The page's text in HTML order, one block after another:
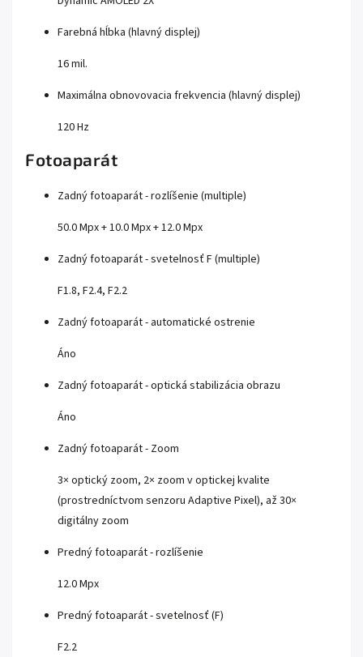
Farebná hĺbka (hlavný displej)
16 mil.
Maximálna obnovovacia frekvencia (hlavný displej)
120 Hz
Fotoaparát
Zadný fotoaparát - rozlíšenie (multiple)
50.0 Mpx + 10.0 Mpx + 12.0 Mpx
Zadný fotoaparát - svetelnosť F (multiple)
F1.8, F2.4, F2.2
Zadný fotoaparát - automatické ostrenie
Áno
Zadný fotoaparát - optická stabilizácia obrazu
Áno
Zadný fotoaparát - Zoom
3× optický zoom, 2× zoom v optickej kvalite
(prostredníctvom senzoru Adaptive Pixel), až 30×
digitálny zoom
Predný fotoaparát - rozlíšenie
12.0 Mpx
Predný fotoaparát - svetelnosť (F)
F2.2